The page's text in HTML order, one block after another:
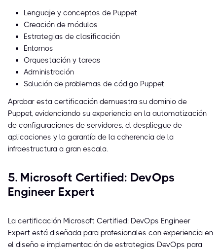
Lenguaje y conceptos de Puppet
Creación de módulos
Estrategias de clasificación
Entornos
Orquestación y tareas
Administración
Solución de problemas de código Puppet
Aprobar esta certificación demuestra su dominio de
Puppet, evidenciando su experiencia en la automatización
de configuraciones de servidores, el despliegue de
aplicaciones y la garantía de la coherencia de la
infraestructura a gran escala.
5. Microsoft Certified: DevOps
Engineer Expert
La certificación Microsoft Certified: DevOps Engineer
Expert está diseñada para profesionales con experiencia en
el diseño e implementación de estrategias DevOps para